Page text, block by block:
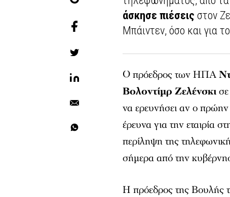
άσκησε πιέσεις στον
Μπάιντεν, όσο και για
Ο πρόεδρος των ΗΠΑ
Βολοντίμρ Ζελένσκι
να ερευνήσει αν ο
έρευνα για την εταιρία
περίληψη της
σήμερα από την
Η πρόεδρος της